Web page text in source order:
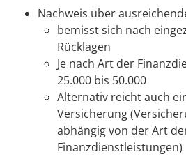
Nachweis über
bemisst sich nach
Rücklagen
Je nach Art der
25.000 bis 50.000
Alternativ reicht auch
Versicherung
abhängig von der Art
Finanzdienstleistungen)